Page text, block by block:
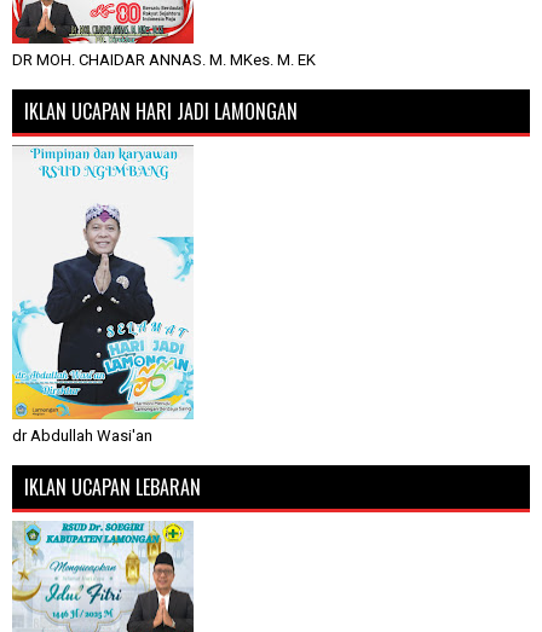
DR MOH. CHAIDAR ANNAS. M. MKes. M. EK
IKLAN UCAPAN HARI JADI LAMONGAN
dr Abdullah Wasi'an
IKLAN UCAPAN LEBARAN